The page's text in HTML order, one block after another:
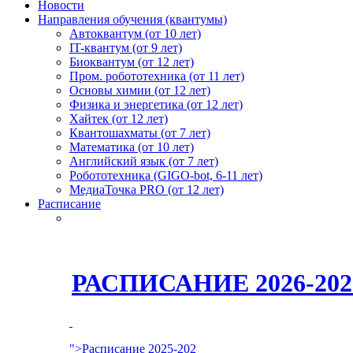
Новости
Направления обучения (квантумы)
Автоквантум (от 10 лет)
IT-квантум (от 9 лет)
Биоквантум (от 12 лет)
Пром. робототехника (от 11 лет)
Основы химии (от 12 лет)
Физика и энергетика (от 12 лет)
Хайтек (от 12 лет)
Квантошахматы (от 7 лет)
Математика (от 10 лет)
Английский язык (от 7 лет)
Робототехника (GIGO-bot, 6-11 лет)
МедиаТочка PRO (от 12 лет)
Расписание
РАСПИСАНИЕ 2026-
">Расписание 2025-202